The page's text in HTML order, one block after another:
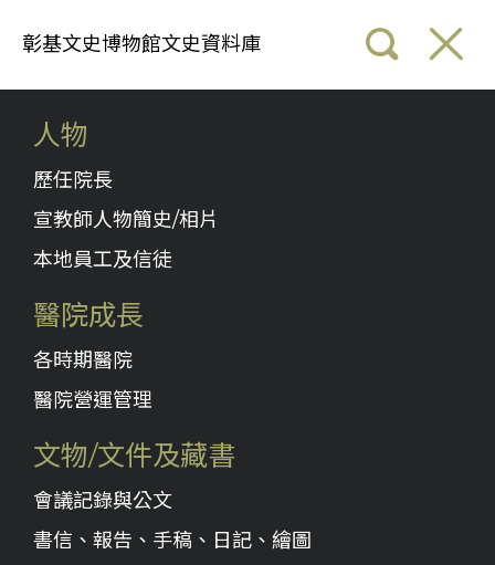
彰基文史博物館文史資料庫
人物
歷任院長
宣教師人物簡史/相片
本地員工及信徒
醫院成長
各時期醫院
醫院營運管理
文物/文件及藏書
會議記錄與公文
書信、報告、手稿、日記、繪圖